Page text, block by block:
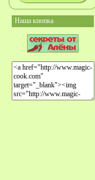
Наша кнопка